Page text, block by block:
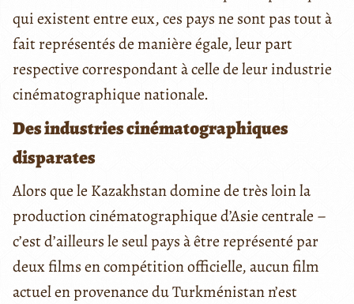
qui existent entre eux, ces pays ne sont pas tout à
fait représentés de manière égale, leur part
respective correspondant à celle de leur industrie
cinématographique nationale.
Des industries cinématographiques
disparates
Alors que le Kazakhstan domine de très loin la
production cinématographique d’Asie centrale –
c’est d’ailleurs le seul pays à être représenté par
deux films en compétition officielle, aucun film
actuel en provenance du Turkménistan n’est